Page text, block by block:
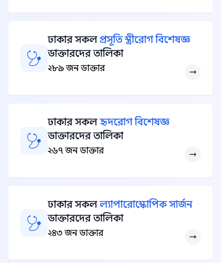
ঢাকার সকলপ্রসূতি স্ত্রীরোগ বিশেষজ্ঞ
ডাক্তারদের তালিকা
২৮৯ জন ডাক্তার
ঢাকার সকলহৃদরোগ বিশেষজ্ঞ
ডাক্তারদের তালিকা
২৬৭ জন ডাক্তার
ঢাকার সকলল্যাপারোস্কোপিক সার্জন
ডাক্তারদের তালিকা
২৪৩ জন ডাক্তার